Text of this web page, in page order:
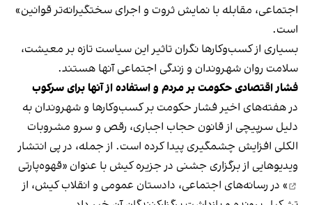
اجتماعی، مقابله با نمایش ثروت و اجرای سختگیرانه‌تر قوانین»
است.
بسیاری از کسب‌وکارها نگران تاثیر این سیاست‌ تازه بر معیشت،
سلامت روان شهروندان و زندگی اجتماعی آنها هستند.
فشار اقتصادی حکومت بر مردم و استفاده از آنها برای سرکوب
در هفته‌های اخیر فشار حکومت بر کسب‌وکارها و شهروندان به
دلیل سرپیچی از قانون حجاب اجباری، رقص و سرو مشروبات
الکلی افزایش چشمگیری پیدا کرده است. از جمله، در پی انتشار
ویدیوهایی از برگزاری جشنی در جزیره کیش با عنوان «قهوه‌پارتی
» در رسانه‌های اجتماعی، دادستان عمومی و انقلاب کیش، از